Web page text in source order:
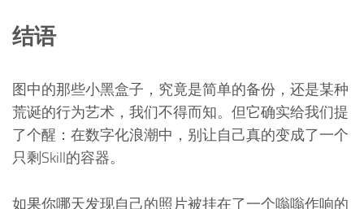
结语
图中的那些小黑盒子，究竟是简单的备份，还是某种
荒诞的行为艺术，我们不得而知。但它确实给我们提
了个醒：在数字化浪潮中，别让自己真的变成了一个
只剩Skill的容器。
如果你哪天发现自己的照片被挂在了一个嗡嗡作响的